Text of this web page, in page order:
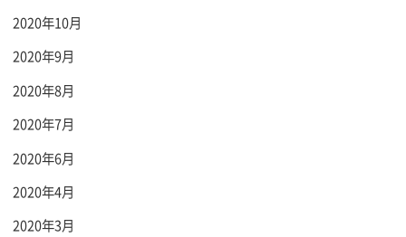
2020年10月
2020年9月
2020年8月
2020年7月
2020年6月
2020年4月
2020年3月